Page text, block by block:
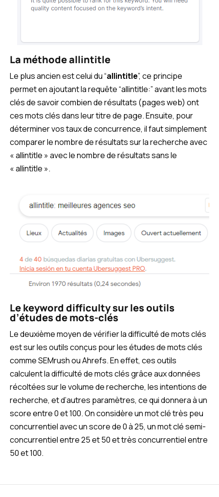
La méthode allintitle
Le plus ancien est celui du “allintitle”, ce principe
permet en ajoutant la requête “allintitle:” avant les mots
clés de savoir combien de résultats (pages web) ont
ces mots clés dans leur titre de page. Ensuite, pour
déterminer vos taux de concurrence, il faut simplement
comparer le nombre de résultats sur la recherche avec
« allintitle » avec le nombre de résultats sans le
« allintitle ».
Le keyword difficulty sur les outils
d’études de mots-clés
Le deuxième moyen de vérifier la difficulté de mots clés
est sur les outils conçus pour les études de mots clés
comme SEMrush ou Ahrefs. En effet, ces outils
calculent la difficulté de mots clés grâce aux données
récoltées sur le volume de recherche, les intentions de
recherche, et d’autres paramètres, ce qui donnera à un
score entre 0 et 100. On considère un mot clé très peu
concurrentiel avec un score de 0 à 25, un mot clé semi-
concurrentiel entre 25 et 50 et très concurrentiel entre
50 et 100.